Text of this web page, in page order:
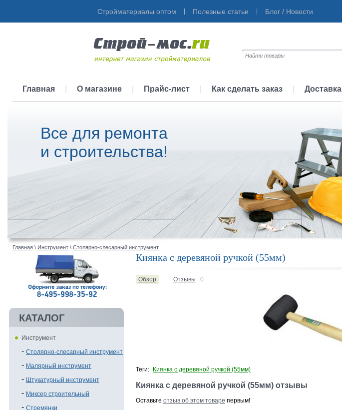
Стройматериалы оптом Полезные статьи Блог / Новости
Главная О магазине Прайс-лист Как сделать заказ Доставка
Все для ремонта
и строительства!
Главная \ Инструмент \ Столярно-слесарный инструмент
КАТАЛОГ
Инструмент
Столярно-слесарный инструмент
Малярный инструмент
Штукатурный инструмент
Миксер строительный
Стремянки
Киянка с деревяной ручкой (55мм)
Обзор Отзывы 0
Теги: Киянка с деревяной ручкой (55мм)
Киянка с деревяной ручкой (55мм) отзывы
Оставьте отзыв об этом товаре первым!